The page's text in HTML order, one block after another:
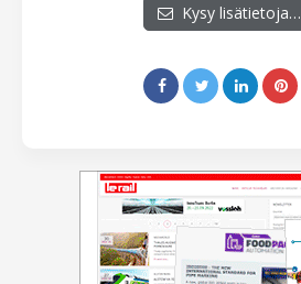
Kysy lisätietoja…